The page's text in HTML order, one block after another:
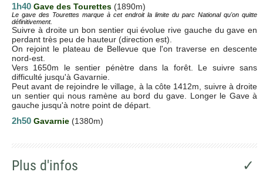
1h40 Gave des Tourettes (1890m)
Le gave des Tourettes marque à cet endroit la limite du parc National qu'on quitte
définitivement.
Suivre à droite un bon sentier qui évolue rive gauche du gave en
perdant très peu de hauteur (direction est).
On rejoint le plateau de Bellevue que l'on traverse en descente
nord-est.
Vers 1650m le sentier pénètre dans la forêt. Le suivre sans
difficulté jusqu'à Gavarnie.
Peut avant de rejoindre le village, à la côte 1412m, suivre à droite
un sentier qui nous ramène au bord du gave. Longer le Gave à
gauche jusqu'à notre point de départ.
2h50 Gavarnie (1380m)
Plus d'infos ✓